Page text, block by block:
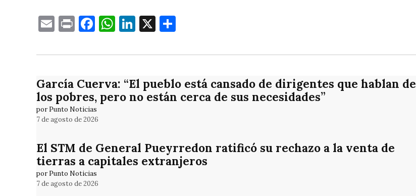
EmailPrintFacebook
WhatsApp
LinkedIn
X
García Cuerva: “El pueblo está cansado de dirigentes que hablan de
los pobres, pero no están cerca de sus necesidades”
por Punto Noticias
7 de agosto de 2026
El STM de General Pueyrredon ratificó su rechazo a la venta de
tierras a capitales extranjeros
por Punto Noticias
7 de agosto de 2026